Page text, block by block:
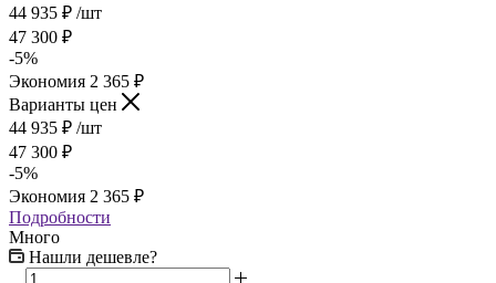
44 935 ₽ /шт
47 300 ₽
-5%
Экономия 2 365 ₽
Варианты цен
44 935 ₽ /шт
47 300 ₽
-5%
Экономия 2 365 ₽
Подробности
Много
Нашли дешевле?